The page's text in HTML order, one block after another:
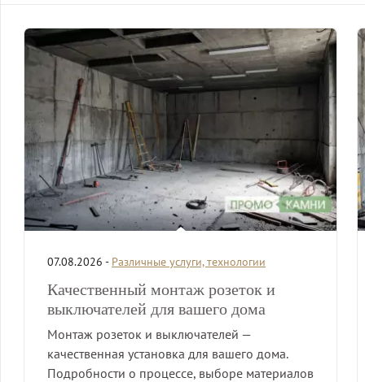
07.08.2026 - Различные услуги, технологии
Качественный монтаж розеток и
выключателей для вашего дома
Монтаж розеток и выключателей —
качественная установка для вашего дома.
Подробности о процессе, выборе материалов